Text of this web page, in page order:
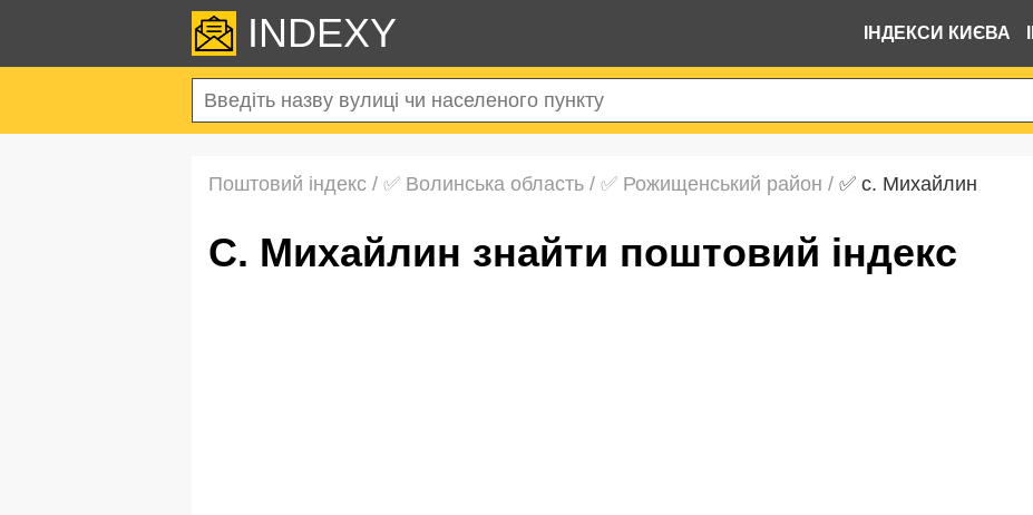
INDEXY ІНДЕКСИ КИЄВА
Поштовий індекс / ✅ Волинська область / ✅ Рожищенський район / ✅ с. Михайлин
с. Михайлин знайти поштовий індекс